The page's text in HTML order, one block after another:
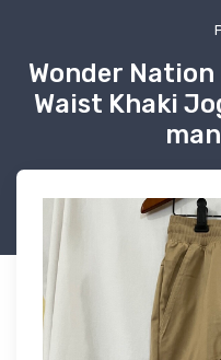
Wonder
Waist Khaki